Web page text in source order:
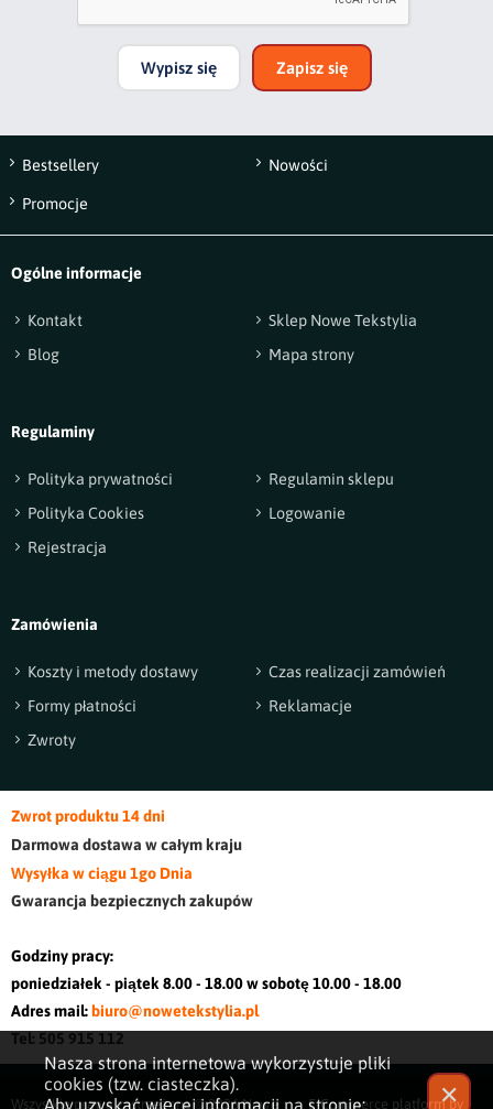
Wyślij opinię
Wypisz się Zapisz się
Bestsellery Nowości
Promocje
Ogólne informacje
Kontakt
Sklep Nowe Tekstylia
Blog
Mapa strony
Regulaminy
Polityka prywatności
Regulamin sklepu
Polityka Cookies
Logowanie
Rejestracja
Zamówienia
Koszty i metody dostawy
Czas realizacji zamówień
Formy płatności
Reklamacje
Zwroty
Zwrot produktu 14 dni
Darmowa dostawa w całym kraju
Wysyłka w ciągu 1go Dnia
Gwarancja bezpiecznych zakupów
Godziny pracy:
poniedziałek - piątek 8.00 - 18.00 w sobotę 10.00 - 18.00
Adres mail: biuro@nowetekstylia.pl
Tel: 505 915 112
Wszystkie prawa zastrzeżone © 2026Nowe E-Commerce platform by
Nasza strona internetowa wykorzystuje pliki
cookies (tzw. ciasteczka).
Aby uzyskać więcej informacji na stronie:
✕